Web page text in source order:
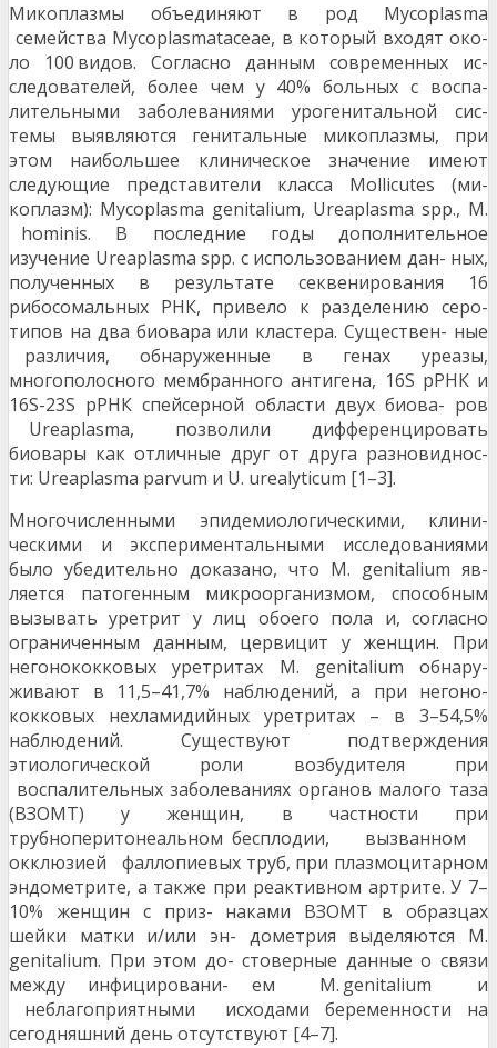
Микоплазмы объединяют в род Mycoplasma
семейства Mycoplasmataceae, в который входят око-
ло 100 видов. Согласно данным современных ис-
следователей, более чем у 40% больных с воспа-
лительными заболеваниями урогенитальной сис-
темы выявляются генитальные микоплазмы, при
этом наибольшее клиническое значение имеют
следующие представители класса Mollicutes (ми-
коплазм): Mycoplasma genitalium, Ureaplasma spp., M.
hominis. В последние годы дополнительное
изучение Ureaplasma spp. с использованием дан- ных,
полученных в результате секвенирования 16
рибосомальных РНК, привело к разделению серо-
типов на два биовара или кластера. Существен- ные
различия, обнаруженные в генах уреазы,
многополосного мембранного антигена, 16S рРНК и
16S-23S рРНК спейсерной области двух биова- ров
Ureaplasma, позволили дифференцировать
биовары как отличные друг от друга разновиднос-
ти: Ureaplasma parvum и U. urealyticum [1–3].
Многочисленными эпидемиологическими, клини-
ческими и экспериментальными исследованиями
было убедительно доказано, что M. genitalium яв-
ляется патогенным микроорганизмом, способным
вызывать уретрит у лиц обоего пола и, согласно
ограниченным данным, цервицит у женщин. При
негонококковых уретритах M. genitalium обнару-
живают в 11,5–41,7% наблюдений, а при негоно-
кокковых нехламидийных уретритах – в 3–54,5%
наблюдений. Существуют подтверждения
этиологической роли возбудителя при
воспалительных заболеваниях органов малого таза
(ВЗОМТ) у женщин, в частности при
трубноперитонеальном бесплодии, вызванном
окклюзией фаллопиевых труб, при плазмоцитарном
эндометрите, а также при реактивном артрите. У 7–
10% женщин с приз- наками ВЗОМТ в образцах
шейки матки и/или эн- дометрия выделяются M.
genitalium. При этом до- стоверные данные о связи
между инфицировани- ем M. genitalium и
неблагоприятными исходами беременности на
сегодняшний день отсутствуют [4–7].